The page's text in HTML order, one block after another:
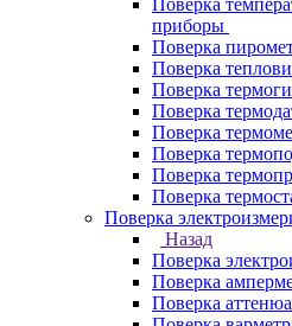
Поверка
приборы
Поверка
Поверка
Поверка
Поверка
Поверка
Поверка
Поверка
Поверка
Поверка
Назад
Поверка
Поверка
Поверка